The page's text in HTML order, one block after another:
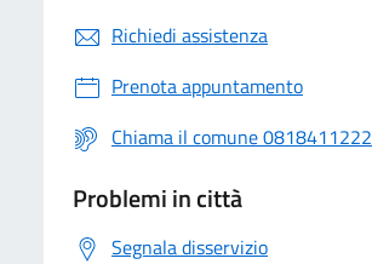
Richiedi assistenza
Prenota appuntamento
Chiama il comune 0818411222
Problemi in città
Segnala disservizio